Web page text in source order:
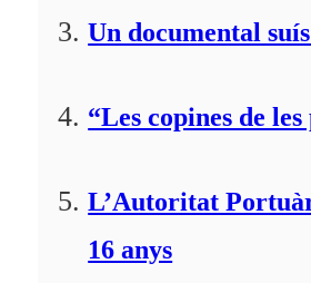
Un documental
“Les copines de
L’Autoritat
16 anys